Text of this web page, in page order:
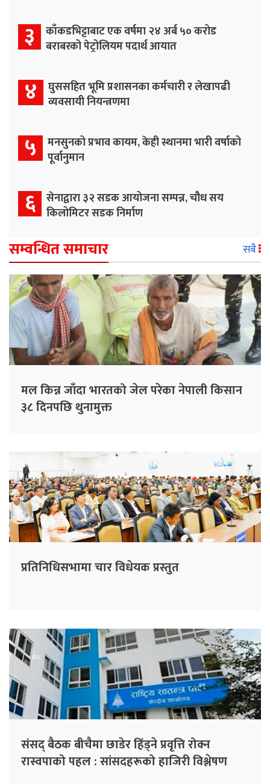
३ काँकडभिट्टाबाट एक वर्षमा २४ अर्ब ५० करोड
बराबरको पेट्रोलियम पदार्थ आयात
४ घुससहित भूमि प्रशासनका कर्मचारी र लेखापढी
व्यवसायी नियन्त्रणमा
५ मनसुनको प्रभाव कायम, केही स्थानमा भारी वर्षाको
पूर्वानुमान
६ सेनाद्वारा ३२ सडक आयोजना सम्पन्न, चौध सय
किलोमिटर सडक निर्माण
सम्वन्धित समाचार सबै
मल किन्न जाँदा भारतको जेल परेका नेपाली किसान
३८ दिनपछि थुनामुक्त
प्रतिनिधिसभामा चार विधेयक प्रस्तुत
संसद् बैठक बीचैमा छाडेर हिँड्ने प्रवृत्ति रोक्न
रास्वपाको पहल : सांसदहरूको हाजिरी विश्लेषण